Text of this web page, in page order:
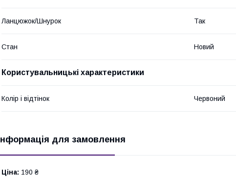
Ланцюжок/Шнурок Так
Стан Новий
Користувальницькі характеристики
Колір і відтінок Червоний
Інформація для замовлення
Ціна: 190 ₴